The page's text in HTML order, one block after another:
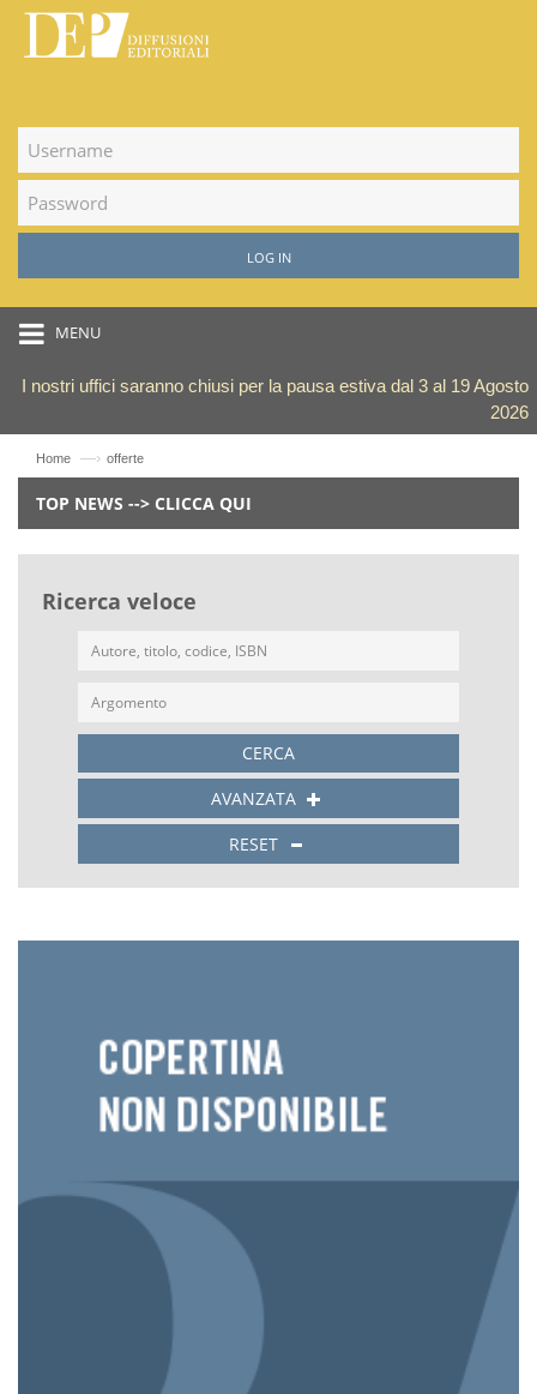
LOG IN
MENU
I nostri uffici saranno chiusi per la pausa estiva dal 3 al 19 Agosto
2026
Home —› offerte
TOP NEWS --> CLICCA QUI
Ricerca veloce
CERCA
AVANZATA
RESET